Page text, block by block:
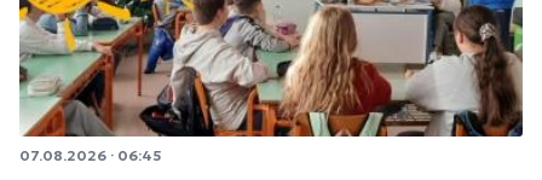
07.08.2026 · 06:45